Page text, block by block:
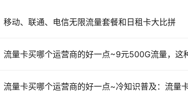
移动、联通、电信无限流量套餐和日租卡大比拼